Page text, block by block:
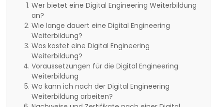
Wer bietet eine Digital Engineering Weiterbildung
an?
Wie lange dauert eine Digital Engineering
Weiterbildung?
Was kostet eine Digital Engineering
Weiterbildung?
Voraussetzungen für die Digital Engineering
Weiterbildung
Wo kann ich nach der Digital Engineering
Weiterbildung arbeiten?